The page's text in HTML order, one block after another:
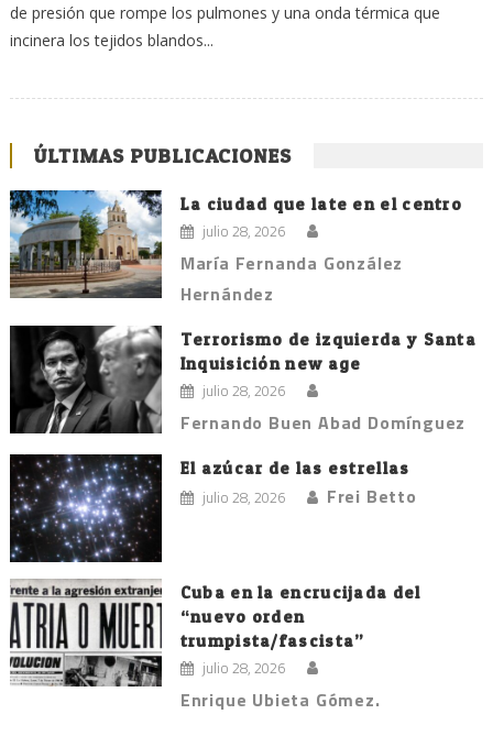
de presión que rompe los pulmones y una onda térmica que
incinera los tejidos blandos...
ÚLTIMAS PUBLICACIONES
La ciudad que late en el centro
julio 28, 2026
María Fernanda González
Hernández
Terrorismo de izquierda y Santa
Inquisición new age
julio 28, 2026
Fernando Buen Abad Domínguez
El azúcar de las estrellas
julio 28, 2026 Frei Betto
Cuba en la encrucijada del
“nuevo orden
trumpista/fascista”
julio 28, 2026
Enrique Ubieta Gómez.